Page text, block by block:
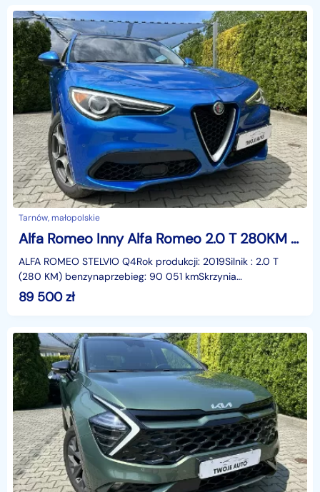
Tarnów, małopolskie
Alfa Romeo Inny Alfa Romeo 2.0 T 280KM Q4 automat 4x4
ALFA ROMEO STELVIO Q4Rok produkcji: 2019Silnik : 2.0 T
(280 KM) benzynaprzebieg: 90 051 kmSkrzynia
automatycznaNapęd 4x4Tryb jazdy DNA
/sportowy,codzienny,eko-ś
89 500zł